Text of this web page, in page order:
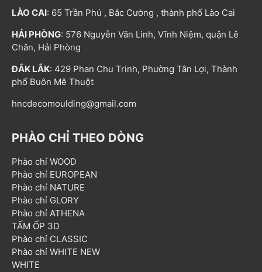
LÀO CAI: 65 Trần Phú , Bắc Cường , thành phố Lào Cai
HẢI PHÒNG: 576 Nguyễn Văn Linh, Vĩnh Niệm, quận Lê
Chân, Hải Phòng
ĐẮK LẮK: 429 Phan Chu Trinh, Phường Tân Lợi, Thành
phố Buôn Mê Thuột
hncdecomoulding@gmail.com
PHÀO CHỈ THEO DÒNG
Phào chỉ WOOD
Phào chỉ EUROPEAN
Phào chỉ NATURE
Phào chỉ GLORY
Phào chỉ ATHENA
TẤM ỐP 3D
Phào chỉ CLASSIC
Phào chỉ WHITE NEW
WHITE